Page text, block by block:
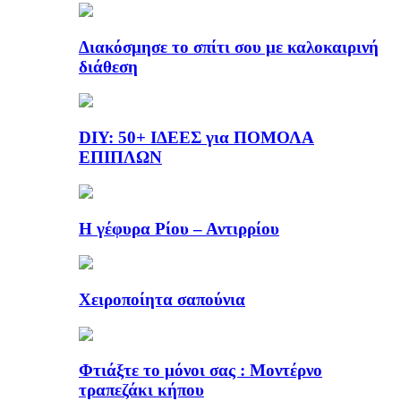
Διακόσμησε το σπίτι σου με καλοκαιρινή
διάθεση
DIY: 50+ ΙΔΕΕΣ για ΠΟΜΟΛΑ
ΕΠΙΠΛΩΝ
Η γέφυρα Ρίου – Αντιρρίου
Χειροποίητα σαπούνια
Φτιάξτε το μόνοι σας : Μοντέρνο
τραπεζάκι κήπου